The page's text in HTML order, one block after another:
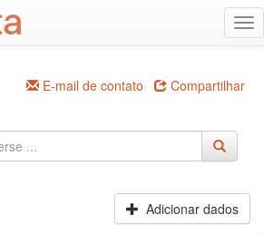
E-mail de contato Compartilhar
Adicionar dados